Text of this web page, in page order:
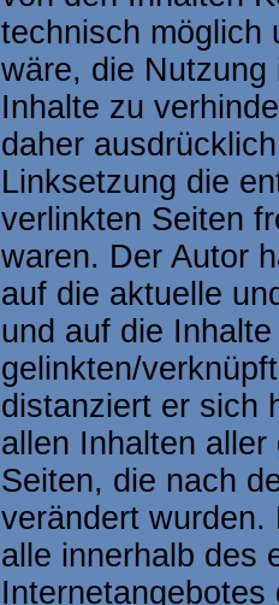
technisch möglich
wäre, die
Inhalte zu
daher
Linksetzung die
verlinkten Seiten
waren. Der Autor
auf die aktuelle
und auf die
gelinkten/
distanziert er sich
allen Inhalten
Seiten, die nach
verändert
alle innerhalb des